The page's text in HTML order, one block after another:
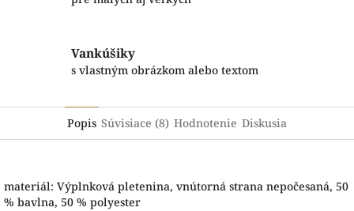
Vankúšiky
s vlastným obrázkom alebo textom
Popis Súvisiace (8) Hodnotenie Diskusia
materiál: Výplnková pletenina, vnútorná strana nepočesaná, 50
% bavlna, 50 % polyester